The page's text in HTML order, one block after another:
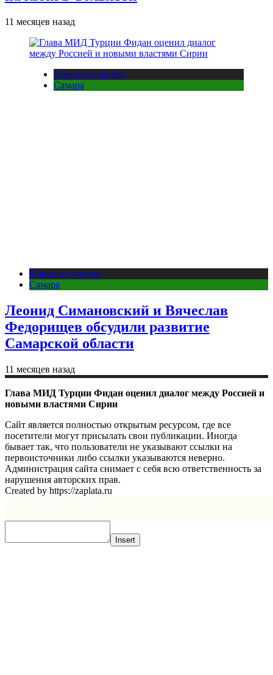
11 месяцев назад
Новости городов
Самара
Новости городов
Самара
Леонид Симановский и Вячеслав
Федорищев обсудили развитие
Самарской области
11 месяцев назад
Глава МИД Турции Фидан оценил диалог между Россией и
новыми властями Сирии
Сайт является полностью открытым ресурсом, где все
посетители могут присылать свои публикации. Иногда
бывает так, что пользователи не указывают ссылки на
первоисточники либо ссылки указываются неверно.
Администрация сайта снимает с себя всю ответственность за
нарушения авторских прав.
Created by https://zaplata.ru
Insert